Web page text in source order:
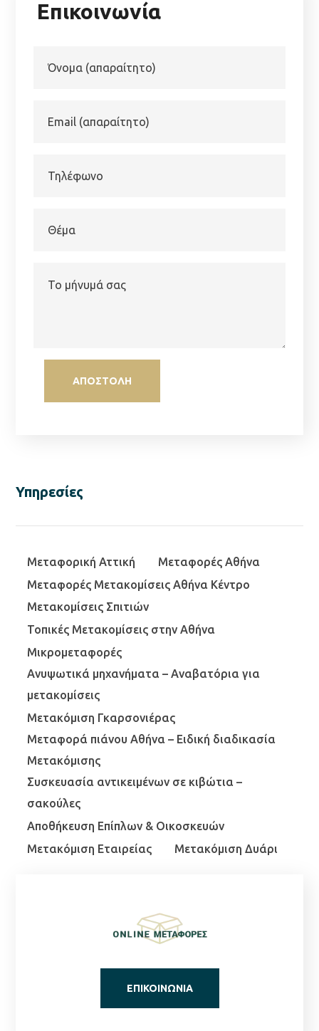
Επικοινωνία
Υπηρεσίες
Μεταφορική Αττική
Μεταφορές Αθήνα
Μεταφορές Μετακομίσεις Αθήνα Κέντρο
Μετακομίσεις Σπιτιών
Τοπικές Μετακομίσεις στην Αθήνα
Μικρομεταφορές
Ανυψωτικά μηχανήματα – Αναβατόρια για
μετακομίσεις
Μετακόμιση Γκαρσονιέρας
Μεταφορά πιάνου Αθήνα – Ειδική διαδικασία
Μετακόμισης
Συσκευασία αντικειμένων σε κιβώτια –
σακούλες
Αποθήκευση Επίπλων & Οικοσκευών
Μετακόμιση Εταιρείας
Μετακόμιση Δυάρι
ΕΠΙΚΟΙΝΩΝΊΑ